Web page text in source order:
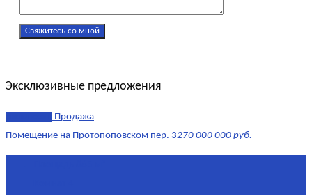
Эксклюзивные предложения
Продажа
Помещение на Протопоповском пер. 3270 000 000 руб.